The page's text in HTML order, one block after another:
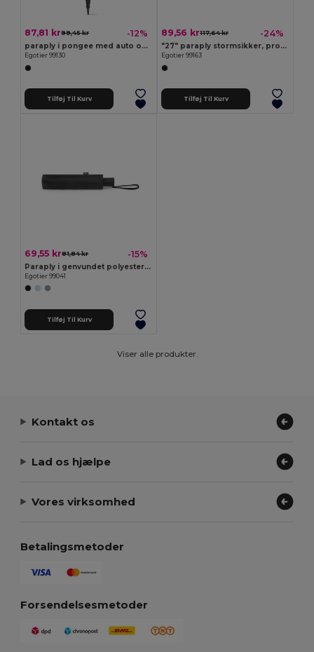
87,81 kr99,45 kr -12%
paraply i pongee med auto open
Egotier 99130
Tilføj Til Kurv
89,56 kr117,64 kr -24%
"27" paraply stormsikker, produceret i genvundet polyester(100% rPET) pongee 190T
Egotier 99163
Tilføj Til Kurv
69,55 kr81,84 kr -15%
Paraply i genvundet polyester (100% rPET) 190T Pongee
Egotier 99041
Tilføj Til Kurv
Viser alle produkter.
Kontakt os
Lad os hjælpe
Vores virksomhed
Betalingsmetoder
Forsendelsesmetoder